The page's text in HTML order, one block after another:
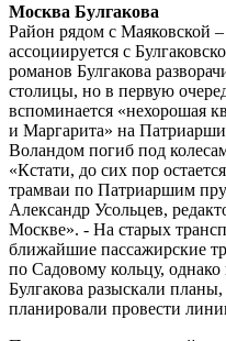
Москва Булгакова
Район рядом с Маяковской
ассоциируется с
романов Булгакова
столицы, но в первую
вспоминается «нехорошая
и Маргарита» на
Воландом погиб под
«Кстати, до сих пор
трамваи по Патриаршим
Александр Усольцев,
Москве». - На старых
ближайшие пассажирские
по Садовому кольцу,
Булгакова разыскали
планировали провести